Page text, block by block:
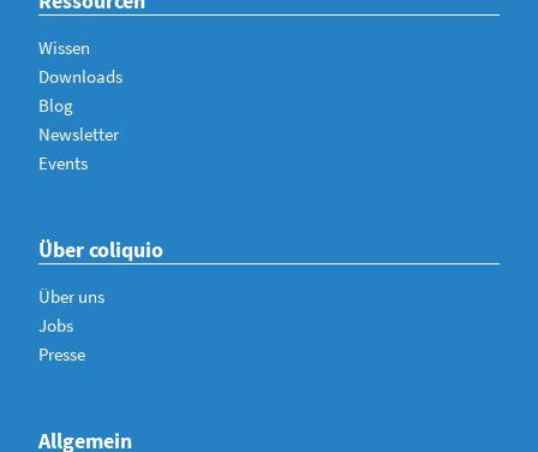
Wissen
Downloads
Blog
Newsletter
Events
Über coliquio
Über uns
Jobs
Presse
Allgemein